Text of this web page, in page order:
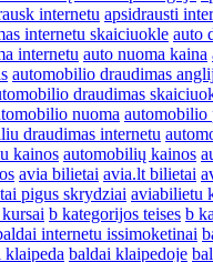
internetu apsidrausti
internetu skaiciuokle auto
internetu auto nuoma kaina
automobilio draudimas
draudimas
nuoma automobilio
draudimas internetu
kainos automobilių kainos
avia bilietai avia.lt bilietai
pigus skrydziai aviabilietu
b kategorijos teises b
internetu issimoketinai
klaipeda baldai klaipedoje